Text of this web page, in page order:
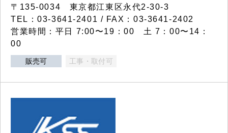
〒135-0034 東京都江東区永代2-30-3
TEL：03-3641-2401 / FAX：03-3641-2402
営業時間：平日 7:00〜19：00 土 7：00〜14：
00
販売可 工事・取付可